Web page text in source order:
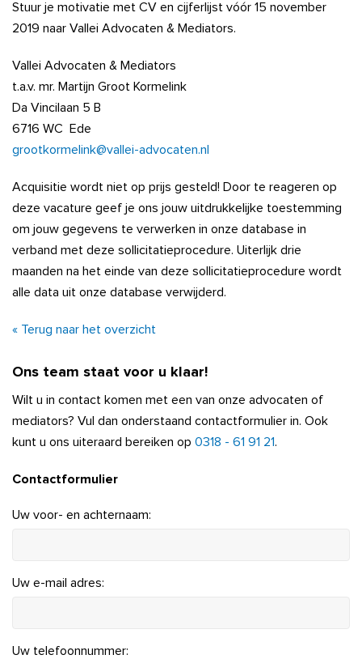
Stuur je motivatie met CV en cijferlijst vóór 15 november
2019 naar Vallei Advocaten & Mediators.
Vallei Advocaten & Mediators
t.a.v. mr. Martijn Groot Kormelink
Da Vincilaan 5 B
6716 WC Ede
grootkormelink@vallei-advocaten.nl
Acquisitie wordt niet op prijs gesteld! Door te reageren op
deze vacature geef je ons jouw uitdrukkelijke toestemming
om jouw gegevens te verwerken in onze database in
verband met deze sollicitatieprocedure. Uiterlijk drie
maanden na het einde van deze sollicitatieprocedure wordt
alle data uit onze database verwijderd.
« Terug naar het overzicht
Ons team staat voor u klaar!
Wilt u in contact komen met een van onze advocaten of
mediators? Vul dan onderstaand contactformulier in. Ook
kunt u ons uiteraard bereiken op 0318 - 61 91 21.
Contactformulier
Uw voor- en achternaam:
Uw e-mail adres:
Uw telefoonnummer: